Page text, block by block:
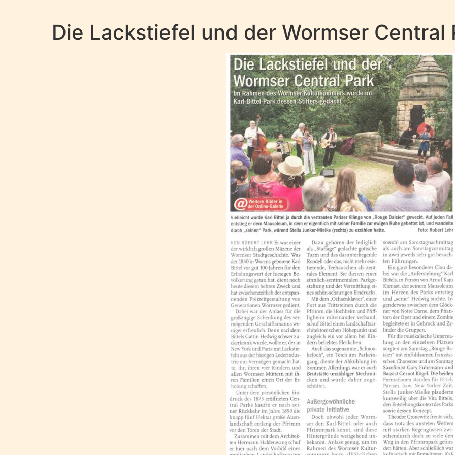
Die Lackstiefel und der Wormser Central